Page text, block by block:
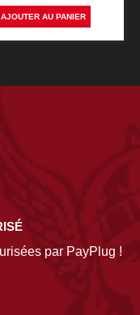
AJOUTER AU PANIER
par PayPlug !